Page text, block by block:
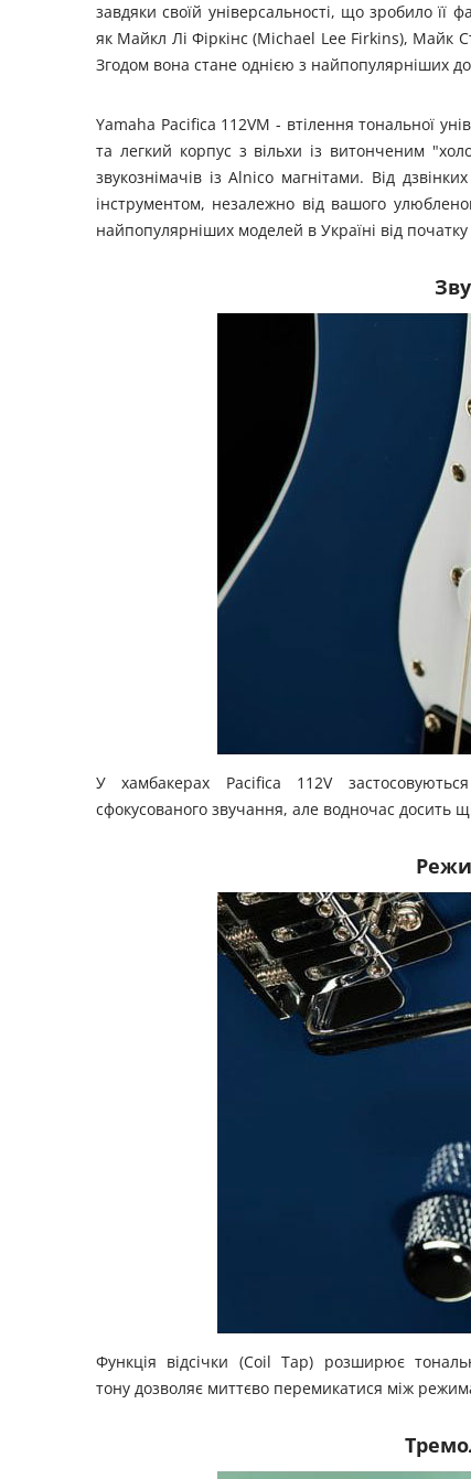
завдяки своїй універсальності, що зробило її
як Майкл Лі Фіркінс (Michael Lee Firkins), Майк
Згодом вона стане однією з найпопулярніших
Yamaha Pacifica 112VM - втілення тональної
та легкий корпус з вільхи із витонченим
звукознімачів із Alnico магнітами. Від
інструментом, незалежно від вашого
найпопулярніших моделей в Україні від
У хамбакерах Pacifica 112V
сфокусованого звучання, але водночас досить
Функція відсічки (Coil Tap) розширює
тону дозволяє миттєво перемикатися між